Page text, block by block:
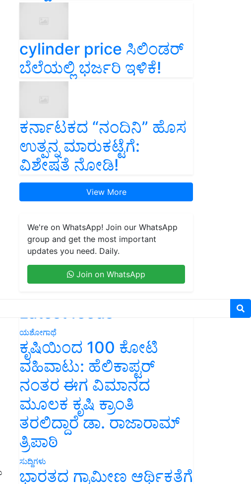
cylinder price ಸಿಲಿಂಡರ್‌
ಬೆಲೆಯಲ್ಲಿ ಭರ್ಜರಿ ಇಳಿಕೆ!
ಕರ್ನಾಟಕದ “ನಂದಿನಿ” ಹೊಸ
ಉತ್ಪನ್ನ ಮಾರುಕಟ್ಟೆಗೆ:
ವಿಶೇಷತೆ ನೋಡಿ!
View More
We're on WhatsApp! Join our WhatsApp
group and get the most important
updates you need. Daily.
Join on WhatsApp
Latest feeds
ಯಶೋಗಾಥೆ
ಕೃಷಿಯಿಂದ 100 ಕೋಟಿ
ವಹಿವಾಟು: ಹೆಲಿಕಾಪ್ಟರ್
ನಂತರ ಈಗ ವಿಮಾನದ
ಮೂಲಕ ಕೃಷಿ ಕ್ರಾಂತಿ
ತರಲಿದ್ದಾರೆ ಡಾ. ರಾಜಾರಾಮ್
ತ್ರಿಪಾಠಿ
ಸುದ್ದಿಗಳು
ಭಾರತದ ಗ್ರಾಮೀಣ ಆರ್ಥಿಕತೆಗೆ